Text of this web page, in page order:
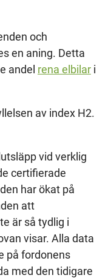
och
en aning. Detta
andel rena elbilari
av index H2.
vid verklig
certifierade
har ökat på
att
är så tydlig i
visar. Alla data
på fordonens
med den tidigare